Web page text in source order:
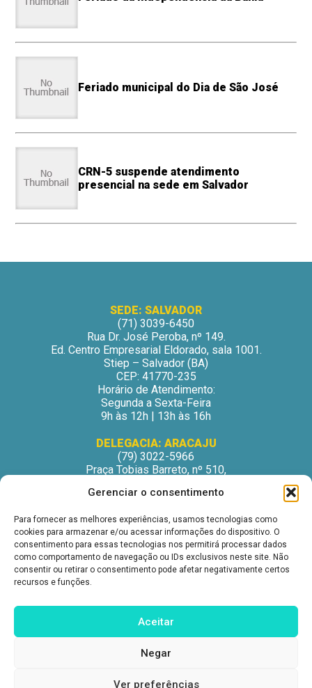
Gerenciar o consentimento
Para fornecer as melhores experiências, usamos tecnologias como
cookies para armazenar e/ou acessar informações do dispositivo. O
consentimento para essas tecnologias nos permitirá processar dados
como comportamento de navegação ou IDs exclusivos neste site. Não
consentir ou retirar o consentimento pode afetar negativamente certos
recursos e funções.
Aceitar
Negar
Ver preferências
Feriado municipal do Dia de São José
CRN-5 suspende atendimento
presencial na sede em Salvador
SEDE: SALVADOR
(71) 3039-6450
Rua Dr. José Peroba, nº 149.
Ed. Centro Empresarial Eldorado, sala 1001.
Stiep – Salvador (BA)
CEP: 41770-235
Horário de Atendimento:
Segunda a Sexta-Feira
9h às 12h | 13h às 16h
DELEGACIA: ARACAJU
(79) 3022-5966
Praça Tobias Barreto, nº 510,
São José – Aracaju/SE
Horário de Atendimento:
Segunda a Sexta-Feira
9h às 12h | 13h às 16h
DELEGACIA: ITABUNA
Avenida Princesa Isabel, nº 395.
Ed. Itabuna Trade Center, sala 914.
São Caetano – Itabuna (BA)
Horário de Atendimento:
9h às 12h | 13h às 16h